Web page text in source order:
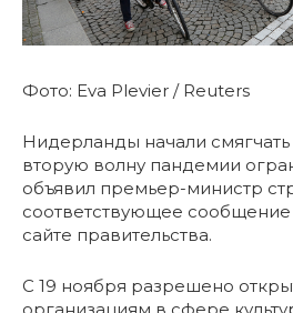
Фото: Eva Plevier / Reuters
Нидерланды начали
вторую волну пандемии
объявил премьер-министр
соответствующее
сайте правительства.
С 19 ноября разрешено